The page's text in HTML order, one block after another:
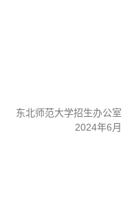
东北师范大学招生办公室
2024年6月